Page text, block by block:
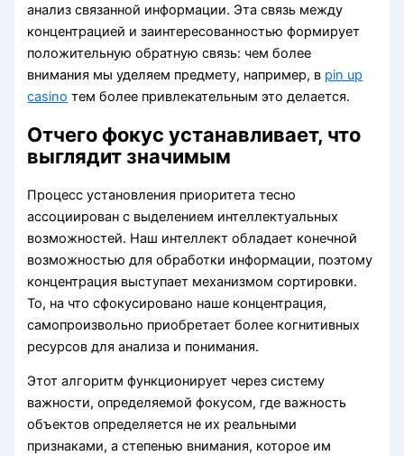
анализ связанной информации. Эта связь между
концентрацией и заинтересованностью формирует
положительную обратную связь: чем более
внимания мы уделяем предмету, например, в pin up
casino тем более привлекательным это делается.
Отчего фокус устанавливает, что
выглядит значимым
Процесс установления приоритета тесно
ассоциирован с выделением интеллектуальных
возможностей. Наш интеллект обладает конечной
возможностью для обработки информации, поэтому
концентрация выступает механизмом сортировки.
То, на что сфокусировано наше концентрация,
самопроизвольно приобретает более когнитивных
ресурсов для анализа и понимания.
Этот алгоритм функционирует через систему
важности, определяемой фокусом, где важность
объектов определяется не их реальными
признаками, а степенью внимания, которое им